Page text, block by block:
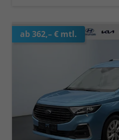
ab 362,– € mtl.